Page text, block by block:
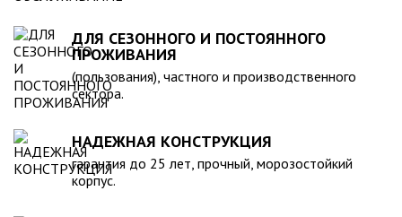
ДЛЯ СЕЗОННОГО И ПОСТОЯННОГО
ПРОЖИВАНИЯ
(пользования), частного и производственного
сектора.
НАДЕЖНАЯ КОНСТРУКЦИЯ
гарантия до 25 лет, прочный, морозостойкий
корпус.